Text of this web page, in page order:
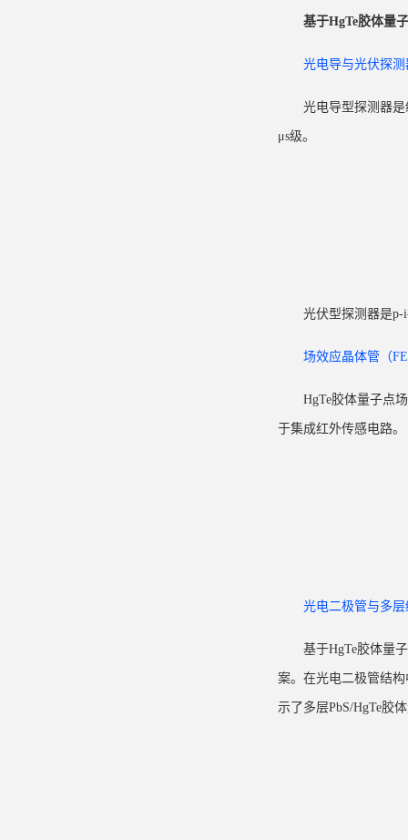
基于HgTe胶体量
光电导与光伏探测
光电导型探测器是
μs级。
光伏型探测器是
场效应晶体管（
HgTe胶体量子点
于集成红外传感电路。
光电二极管与多层
基于HgTe胶体量
案。在光电二极管结
示了多层PbS/HgTe胶